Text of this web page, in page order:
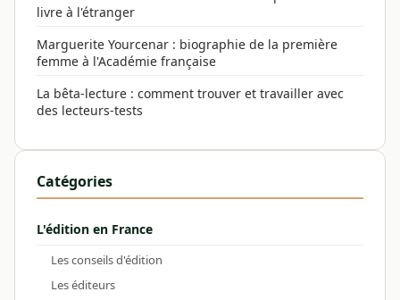
livre à l'étranger
Marguerite Yourcenar : biographie de la première
femme à l'Académie française
La bêta-lecture : comment trouver et travailler avec
des lecteurs-tests
Catégories
L'édition en France
Les conseils d'édition
Les éditeurs